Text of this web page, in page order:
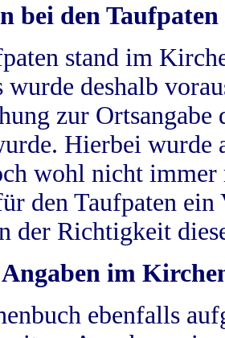
bei den Taufpaten
stand im
deshalb
zur
Hierbei wurde
wohl nicht
den Taufpaten
der Richtigkeit
im
ebenfalls